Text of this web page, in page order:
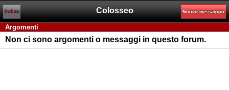
Colosseo
Indice Nuovo messaggio
Argomenti
Non ci sono argomenti o messaggi in questo forum.